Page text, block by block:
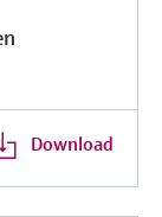
Download